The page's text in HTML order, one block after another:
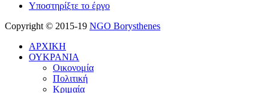
Υποστηρίξτε το έργο
Copyright © 2015-19 NGO Borysthenes
ΑΡΧΙΚΗ
ΟΥΚΡΑΝΙΑ
Οικονομία
Πολιτική
Κριμαία